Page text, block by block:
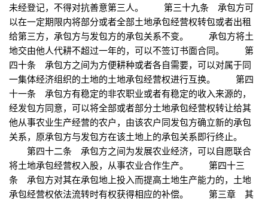
未经登记，不得对抗善意第三人。 第三十九条 承包方可
以在一定期限内将部分或者全部土地承包经营权转包或者出租
给第三方，承包方与发包方的承包关系不变。 承包方将土
地交由他人代耕不超过一年的，可以不签订书面合同。 第
四十条 承包方之间为方便耕种或者各自需要，可以对属于同
一集体经济组织的土地的土地承包经营权进行互换。 第四
十一条 承包方有稳定的非农职业或者有稳定的收入来源的，
经发包方同意，可以将全部或者部分土地承包经营权转让给其
他从事农业生产经营的农户，由该农户同发包方确立新的承包
关系，原承包方与发包方在该土地上的承包关系即行终止。
第四十二条 承包方之间为发展农业经济，可以自愿联合
将土地承包经营权入股，从事农业合作生产。 第四十三
条 承包方对其在承包地上投入而提高土地生产能力的，土地
承包经营权依法流转时有权获得相应的补偿。 第三章 其